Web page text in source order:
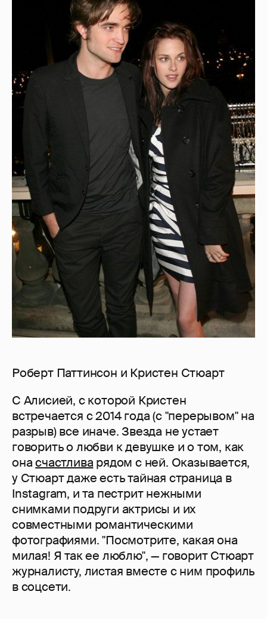
Роберт Паттинсон и Кристен Стюарт
С Алисией, с которой Кристен
встречается с 2014 года (с "перерывом" на
разрыв) все иначе. Звезда не устает
говорить о любви к девушке и о том, как
онасчастлива рядом с ней. Оказывается,
у Стюарт даже есть тайная страница в
Instagram, и та пестрит нежными
снимками подруги актрисы и их
совместными романтическими
фотографиями. "Посмотрите, какая она
милая! Я так ее люблю", — говорит Стюарт
журналисту, листая вместе с ним профиль
в соцсети.